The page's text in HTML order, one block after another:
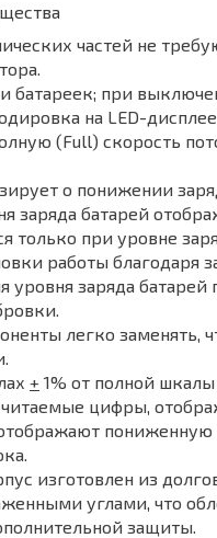
частей не
батареек; при
на LED-
(Full) скорость
о понижении
заряда батарей
только при уровне
работы благодаря
уровня заряда батарей
легко заменять,
+ 1% от полной
цифры,
изготовлен из
углами, что
защиты.